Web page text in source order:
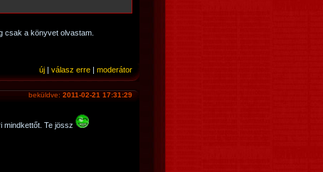
csak a könyvet olvastam.
új | válasz erre | moderátor
beküldve: 2011-02-21 17:31:29
mindkettőt. Te jössz